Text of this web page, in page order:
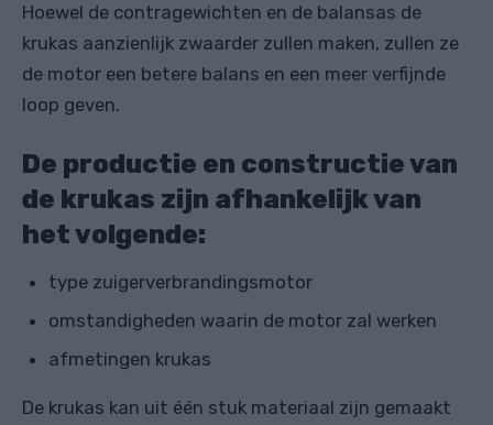
Hoewel de contragewichten en de balansas de
krukas aanzienlijk zwaarder zullen maken, zullen ze
de motor een betere balans en een meer verfijnde
loop geven.
De productie en constructie van
de krukas zijn afhankelijk van
het volgende:
type zuigerverbrandingsmotor
omstandigheden waarin de motor zal werken
afmetingen krukas
De krukas kan uit één stuk materiaal zijn gemaakt